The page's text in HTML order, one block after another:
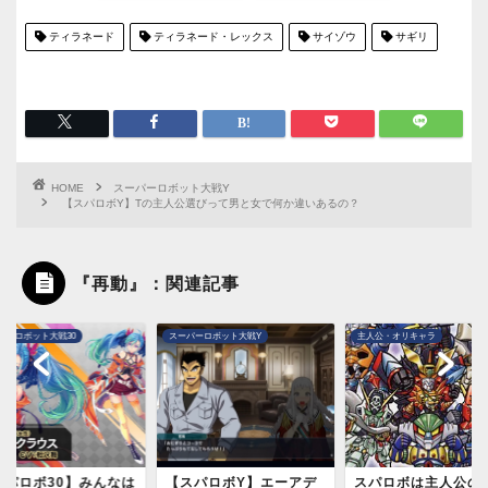
ティラネード ティラネード・レックス サイゾウ サギリ
HOME
スーパーロボット大戦Y
【スパロボY】Tの主人公選びって男と女で何か違いあるの？
『再動』：関連記事
ーロボット大戦30
パロボ30】みんなは
スーパーロボット大戦Y
【スパロボY】エーアデ
主人公・オリキャラ
スパロボは主人公の